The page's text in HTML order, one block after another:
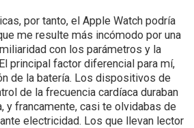
por tanto, el Apple Watch podría
me resulte más incómodo por una
con los parámetros y la
principal factor diferencial para mí,
de la batería. Los dispositivos de
de la frecuencia cardíaca duraban
y francamente, casi te olvidabas de
electricidad. Los que llevan lector